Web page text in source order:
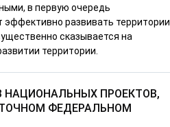
в первую очередь
развивать территории.
сказывается на
территории.
ПРОЕКТОВ,
ФЕДЕРАЛЬНОМ